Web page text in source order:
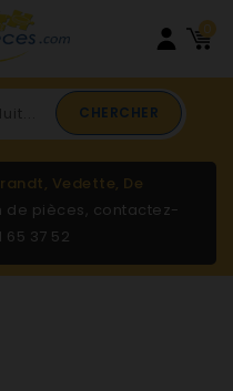
0
CHERCHER
Vedette, De
de pièces, contactez-
65 37 52